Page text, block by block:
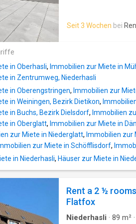
Lage überzeugt:
nur, erreichbar,
Holzverkleidung,
Arbeitsfläche,
Design und die
umliegende Natur.
Badewanne, -
- grosser Balkon, -
Waschküche, -
Wohn- und
Platten in Küche
Lift vorhanden
Veloabstellplatz
Parkplätze und
können bei Bedarf
Liegenschaft
dank der Nähe
Seit 3 Wochen bei
in Oberhasli, Immobilien zur Miete in
in Zentrumweg, Niederhasli
in Oberengstringen, Immobilien zur
in Weiningen, Bezirk Dietikon,
in Buchs, Bezirk Dielsdorf, Immobilien
in Oberglatt, Immobilien zur Miete in
zur Miete in Niederglatt, Immobilien zur
zur Miete in Schöfflisdorf,
in Niederhasli, Häuser zur Miete in
Rent a 2 ½
Flatfox
Niederhasli · 89 m² ·